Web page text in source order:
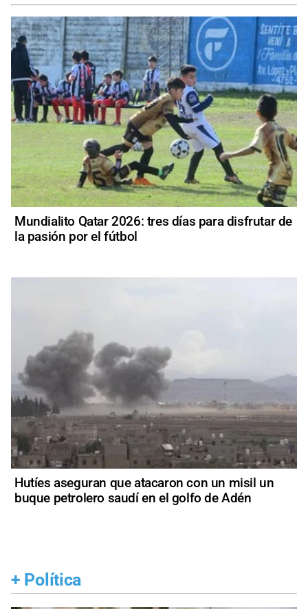
Mundialito Qatar 2026: tres días para disfrutar de
la pasión por el fútbol
Hutíes aseguran que atacaron con un misil un
buque petrolero saudí en el golfo de Adén
+ Política